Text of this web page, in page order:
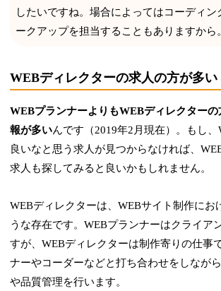
したいですね。場合によってはコーディン
ークアップを担当することもありますから
WEBディレクターの求人の方が多い
WEBプランナーよりもWEBディレクター
報が多いんです（2019年2月現在）。もし
良いなと思う求人が見つからなければ、
求人も探してみると良いかもしれません。
WEBディレクターは、WEBサイト制作にお
うな存在です。WEBプランナーはクライア
すが、WEBディレクターは制作寄りの仕事
ナーやコーダーなどと打ち合わせをしなが
や品質管理を行います。